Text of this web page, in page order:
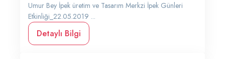
Umur Bey İpek üretim ve Tasarım Merkzi İpek Günleri
Etkinliği_22.05.2019 ...
Detaylı Bilgi